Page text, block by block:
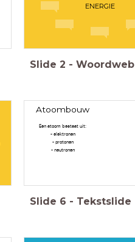
ENERGIE
Slide 2 - Woordweb
Atoombouw
Een atoom bestaat uit:
- elektronen
- protonen
- neutronen
Slide 6 - Tekstslide